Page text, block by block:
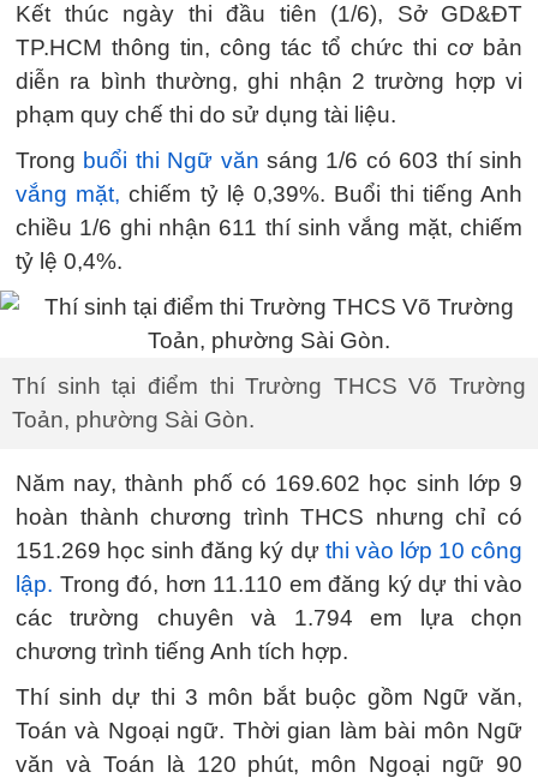
Kết thúc ngày thi đầu tiên (1/6), Sở GD&ĐT
TP.HCM thông tin, công tác tổ chức thi cơ bản
diễn ra bình thường, ghi nhận 2 trường hợp vi
phạm quy chế thi do sử dụng tài liệu.
Trong buổi thi Ngữ văn sáng 1/6 có 603 thí sinh
vắng mặt, chiếm tỷ lệ 0,39%. Buổi thi tiếng Anh
chiều 1/6 ghi nhận 611 thí sinh vắng mặt, chiếm
tỷ lệ 0,4%.
Thí sinh tại điểm thi Trường THCS Võ Trường
Toản, phường Sài Gòn.
Năm nay, thành phố có 169.602 học sinh lớp 9
hoàn thành chương trình THCS nhưng chỉ có
151.269 học sinh đăng ký dự thi vào lớp 10 công
lập. Trong đó, hơn 11.110 em đăng ký dự thi vào
các trường chuyên và 1.794 em lựa chọn
chương trình tiếng Anh tích hợp.
Thí sinh dự thi 3 môn bắt buộc gồm Ngữ văn,
Toán và Ngoại ngữ. Thời gian làm bài môn Ngữ
văn và Toán là 120 phút, môn Ngoại ngữ 90